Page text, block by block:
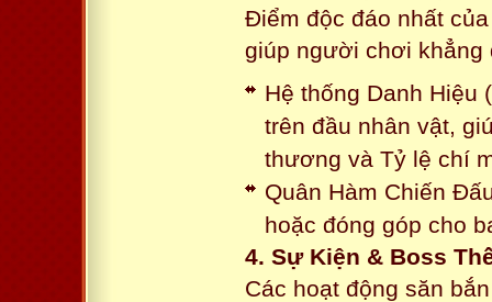
Điểm độc đáo nhất
giúp người chơi khẳng
Hệ thống Danh Hiệu
trên đầu nhân vật,
thương và Tỷ lệ chí
Quân Hàm Chiến
hoặc đóng góp cho
4. Sự Kiện & Boss
Các hoạt động săn